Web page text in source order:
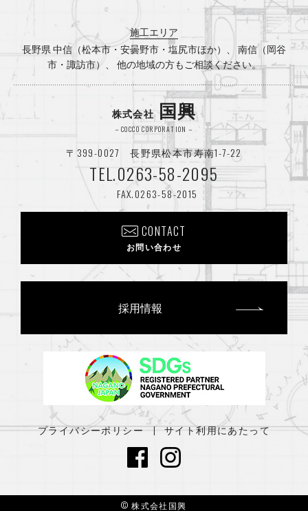
2025年7月(3)
2025年5月 (1)
2025年4月
(1)
2024年8月(2)
(2)
2023年11月
2023年4月(2)
施工エリア
長野県 中信（松本市・安曇野市・塩尻市ほか）、 南信（岡谷
市・諏訪市）、 他の地域の方もご相談ください。
株式会社国興
－COCCO CORPORATION－
〒399-0027 長野県松本市寿南1-7-22
TEL.0263-58-2095
FAX.0263-58-2015
CONTACT
お問い合わせ
採用情報
プライバシーポリシー サイト利用にあたって
© 株式会社国興